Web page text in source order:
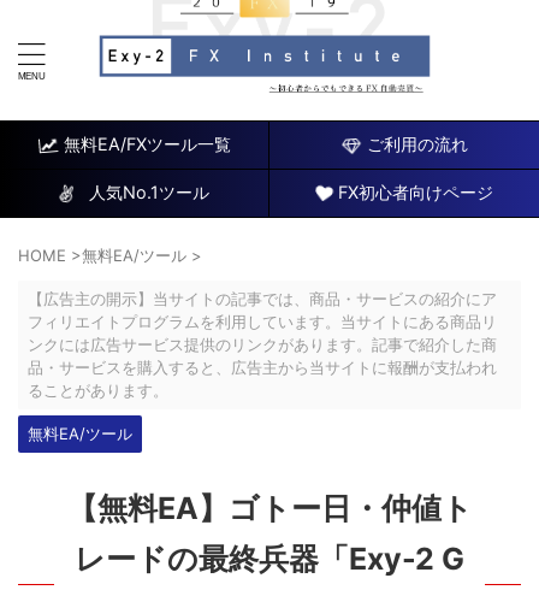
無料EA/FXツール一覧 ご利用の流れ
人気No.1ツール FX初心者向けページ
HOME >無料EA/ツール >
【広告主の開示】当サイトの記事では、商品・サービスの紹介にア
フィリエイトプログラムを利用しています。当サイトにある商品リ
ンクには広告サービス提供のリンクがあります。記事で紹介した商
品・サービスを購入すると、広告主から当サイトに報酬が支払われ
ることがあります。
無料EA/ツール
【無料EA】ゴトー日・仲値ト
レードの最終兵器「Exy-2 G